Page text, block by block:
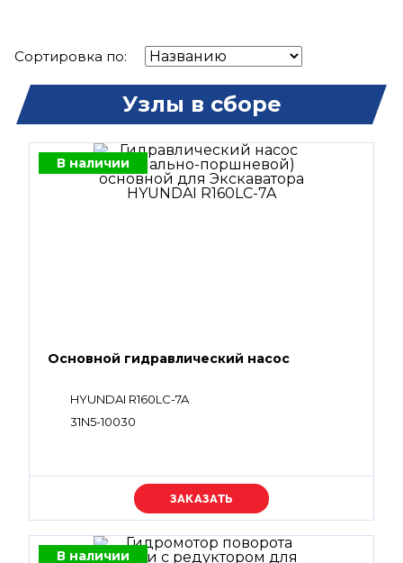
Сортировка по:
Узлы в сборе
В наличии
Основной гидравлический насос
HYUNDAI R160LC-7A
31N5-10030
Уточняйте цену
В наличии